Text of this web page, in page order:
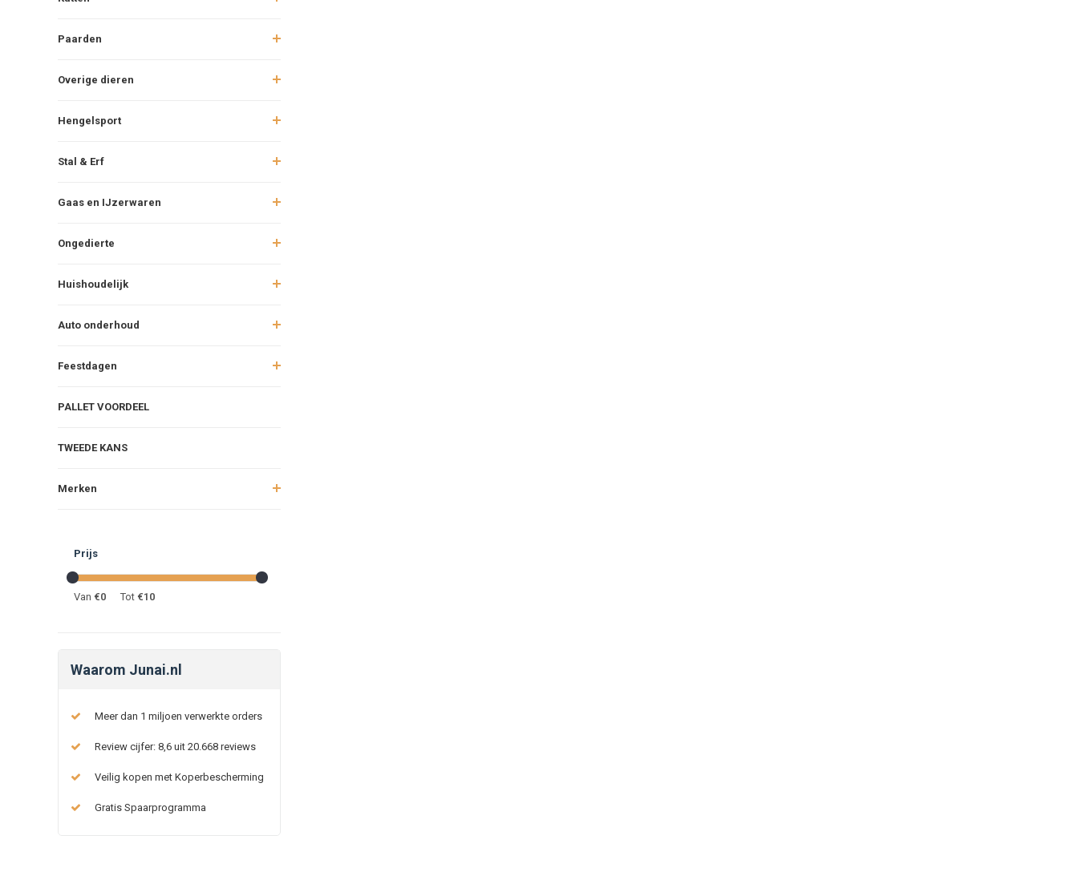
Paarden
Overige dieren
Hengelsport
Stal & Erf
Gaas en IJzerwaren
Ongedierte
Huishoudelijk
Auto onderhoud
Feestdagen
PALLET VOORDEEL
TWEEDE KANS
Merken
Prijs
Van €0 Tot €10
Waarom Junai.nl
Meer dan 1 miljoen verwerkte orders
Review cijfer: 8,6 uit 20.668 reviews
Veilig kopen met Koperbescherming
Gratis Spaarprogramma